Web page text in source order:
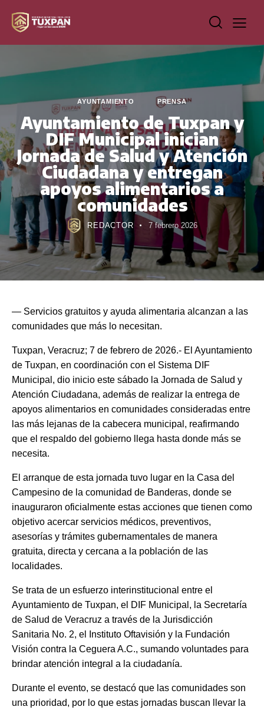
AYUNTAMIENTO PRENSA
Ayuntamiento de Tuxpan y
DIF Municipal inician
Jornada de Salud y Atención
Ciudadana y entregan
apoyos alimentarios a
comunidades
REDACTOR 7 febrero 2026
— Servicios gratuitos y ayuda alimentaria alcanzan a las
comunidades que más lo necesitan.
Tuxpan, Veracruz; 7 de febrero de 2026.- El Ayuntamiento
de Tuxpan, en coordinación con el Sistema DIF
Municipal, dio inicio este sábado la Jornada de Salud y
Atención Ciudadana, además de realizar la entrega de
apoyos alimentarios en comunidades consideradas entre
las más lejanas de la cabecera municipal, reafirmando
que el respaldo del gobierno llega hasta donde más se
necesita.
El arranque de esta jornada tuvo lugar en la Casa del
Campesino de la comunidad de Banderas, donde se
inauguraron oficialmente estas acciones que tienen como
objetivo acercar servicios médicos, preventivos,
asesorías y trámites gubernamentales de manera
gratuita, directa y cercana a la población de las
localidades.
Se trata de un esfuerzo interinstitucional entre el
Ayuntamiento de Tuxpan, el DIF Municipal, la Secretaría
de Salud de Veracruz a través de la Jurisdicción
Sanitaria No. 2, el Instituto Oftavisión y la Fundación
Visión contra la Ceguera A.C., sumando voluntades para
brindar atención integral a la ciudadanía.
Durante el evento, se destacó que las comunidades son
una prioridad, por lo que estas jornadas buscan llevar la